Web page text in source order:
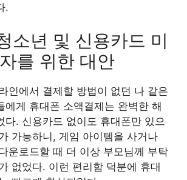
.
소년 및 신용카드 미
를 위한 대안
인에서 결제할 방법이 없던 나 같은
에게 휴대폰 소액결제는 완벽한 해
다. 신용카드 없이도 휴대폰만 있으
가능하니, 게임 아이템을 사거나
운로드할 때 더 이상 부모님께 부탁
없었다. 이런 편리함 덕분에 휴대